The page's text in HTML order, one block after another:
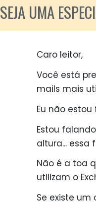
SEJA UMA
Caro leitor,
Você está
mails mais
Eu não
Estou
altura... essa
Não é a toa
utilizam o
Se existe